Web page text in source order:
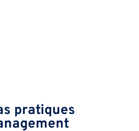
pratiques